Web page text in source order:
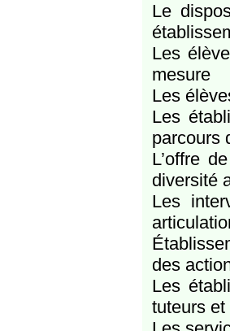
Le
Les
mesure
Les
Les
parcours
L’offre
diversité
Les
des
Les
tuteurs